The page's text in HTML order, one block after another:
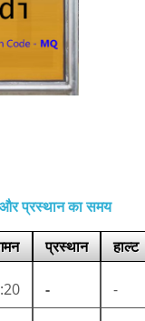
प्रस्थान का समय
प्रस्थान हाल्ट
- -